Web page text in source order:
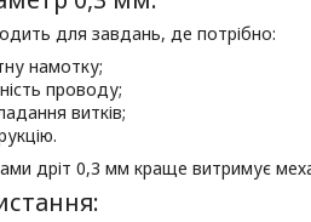
для завдань, де потрібно:
намотку;
проводу;
витків;
дріт 0,3 мм краще витримує